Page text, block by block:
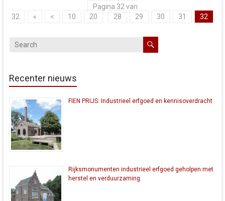
Pagina 32 van
32
« < 10 20 28 29 30 31 32
Recenter nieuws
FIEN PRIJS: Industrieel erfgoed en kennisoverdracht
Rijksmonumenten industrieel erfgoed geholpen met
herstel en verduurzaming